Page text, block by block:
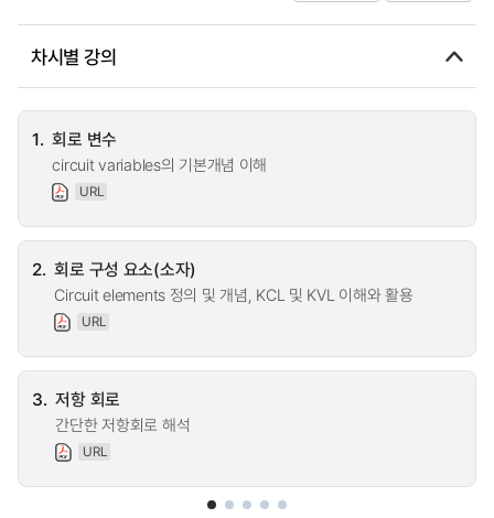
차시별 강의
1. 회로 변수
circuit variables의 기본개념 이해
URL
2. 회로 구성 요소(소자)
Circuit elements 정의 및 개념, KCL 및 KVL 이해와 활용
URL
3. 저항 회로
간단한 저항회로 해석
URL